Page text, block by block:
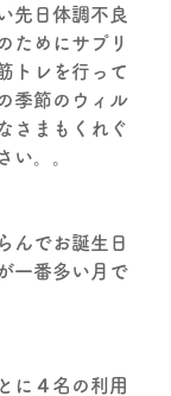
先日体調不良
ためにサプリ
トレを行って
季節のウィル
さまもくれぐ
い。。
んでお誕生日
一番多い月で
に４名の利用